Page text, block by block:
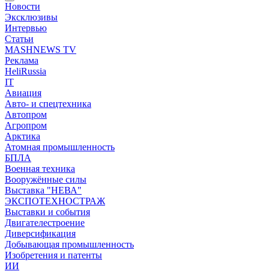
Новости
Эксклюзивы
Интервью
Статьи
MASHNEWS TV
Реклама
HeliRussia
IT
Авиация
Авто- и спецтехника
Автопром
Агропром
Арктика
Атомная промышленность
БПЛА
Военная техника
Вооружённые силы
Выставка "НЕВА"
ЭКСПОТЕХНОСТРАЖ
Выставки и события
Двигателестроение
Диверсификация
Добывающая промышленность
Изобретения и патенты
ИИ